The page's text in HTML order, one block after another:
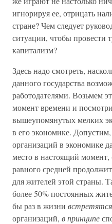
игнорируя ее, отрицать
стране? Чем следует
ситуации, чтобы провести
капитализм?
Здесь надо смотреть,
данного государства
работодателями. Возьмем
момент времени и
вышеупомянутых мелких
в его экономике.
организаций в экономике
место в настоящий момент,
равного средней
для жителей этой страны.
более 50% постоянных
бы раз в жизни встретятся
организаций, в принципе